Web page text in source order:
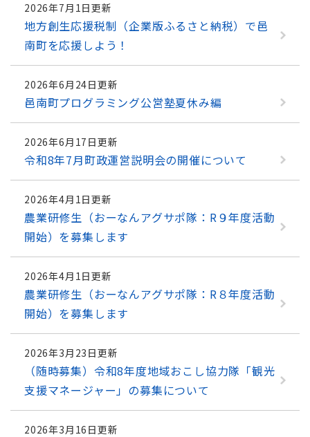
2026年7月1日更新
地方創生応援税制（企業版ふるさと納税）で邑
南町を応援しよう！
2026年6月24日更新
邑南町プログラミング公営塾夏休み編
2026年6月17日更新
令和8年7月町政運営説明会の開催について
2026年4月1日更新
農業研修生（おーなんアグサポ隊：R９年度活動
開始）を募集します
2026年4月1日更新
農業研修生（おーなんアグサポ隊：R８年度活動
開始）を募集します
2026年3月23日更新
（随時募集）令和8年度地域おこし協力隊「観光
支援マネージャー」の募集について
2026年3月16日更新